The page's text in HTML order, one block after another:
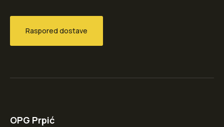
Raspored dostave
OPG Prpić